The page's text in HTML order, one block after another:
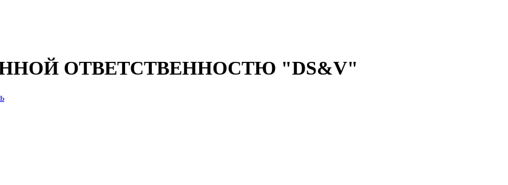
ОТВЕТСТВЕННОСТЮ "DS&V"